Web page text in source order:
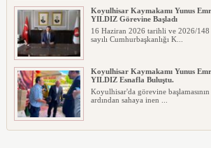
Koyulhisar Kaymakamı Yunus
YILDIZ Görevine Başladı
16 Haziran 2026 tarihli ve 2026/148
sayılı Cumhurbaşkanlığı K...
Koyulhisar Kaymakamı Yunus
YILDIZ Esnafla Buluştu.
Koyulhisar'da görevine başlamasının
ardından sahaya inen ...
Koyulhisar Bir Çıkış Arıyor…